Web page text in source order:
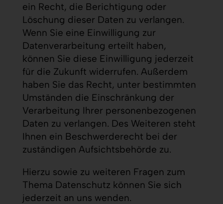
ein Recht, die Berichtigung oder
Löschung dieser Daten zu verlangen.
Wenn Sie eine Einwilligung zur
Datenverarbeitung erteilt haben,
können Sie diese Einwilligung jederzeit
für die Zukunft widerrufen. Außerdem
haben Sie das Recht, unter bestimmten
Umständen die Einschränkung der
Verarbeitung Ihrer personenbezogenen
Daten zu verlangen. Des Weiteren steht
Ihnen ein Beschwerderecht bei der
zuständigen Aufsichtsbehörde zu.
Hierzu sowie zu weiteren Fragen zum
Thema Datenschutz können Sie sich
jederzeit an uns wenden.